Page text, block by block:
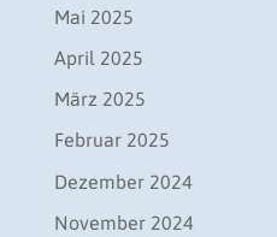
Mai 2025
April 2025
März 2025
Februar 2025
Dezember 2024
November 2024